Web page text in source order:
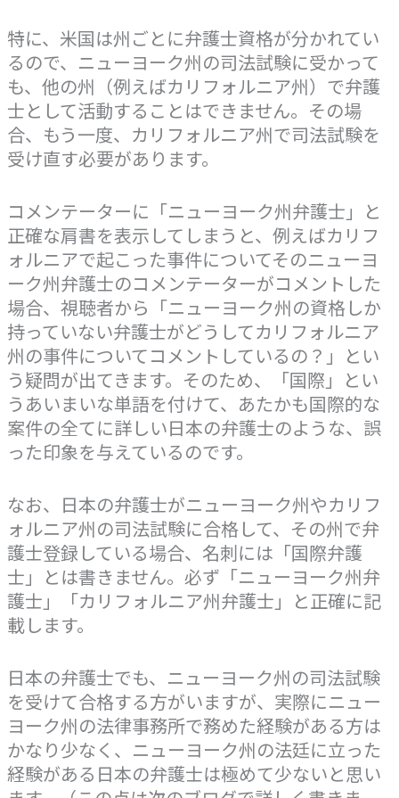
特に、米国は州ごとに弁護士資格が分かれてい
るので、ニューヨーク州の司法試験に受かって
も、他の州（例えばカリフォルニア州）で弁護
士として活動することはできません。その場
合、もう一度、カリフォルニア州で司法試験を
受け直す必要があります。
コメンテーターに「ニューヨーク州弁護士」と
正確な肩書を表示してしまうと、例えばカリフ
ォルニアで起こった事件についてそのニューヨ
ーク州弁護士のコメンテーターがコメントした
場合、視聴者から「ニューヨーク州の資格しか
持っていない弁護士がどうしてカリフォルニア
州の事件についてコメントしているの？」とい
う疑問が出てきます。そのため、「国際」とい
うあいまいな単語を付けて、あたかも国際的な
案件の全てに詳しい日本の弁護士のような、誤
った印象を与えているのです。
なお、日本の弁護士がニューヨーク州やカリフ
ォルニア州の司法試験に合格して、その州で弁
護士登録している場合、名刺には「国際弁護
士」とは書きません。必ず「ニューヨーク州弁
護士」「カリフォルニア州弁護士」と正確に記
載します。
日本の弁護士でも、ニューヨーク州の司法試験
を受けて合格する方がいますが、実際にニュー
ヨーク州の法律事務所で務めた経験がある方は
かなり少なく、ニューヨーク州の法廷に立った
経験がある日本の弁護士は極めて少ないと思い